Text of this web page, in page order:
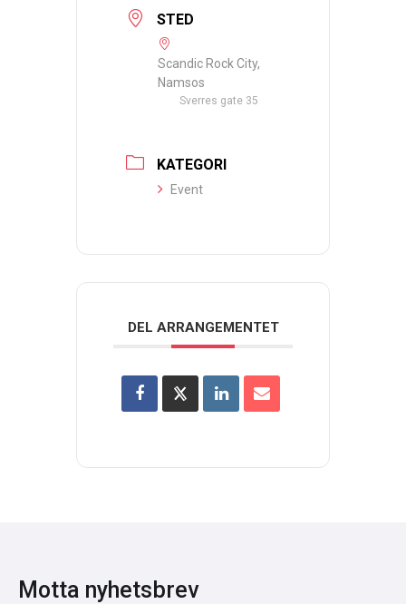
STED
Scandic Rock City,
Namsos
Sverres gate 35
KATEGORI
Event
DEL ARRANGEMENTET
Motta nyhetsbrev